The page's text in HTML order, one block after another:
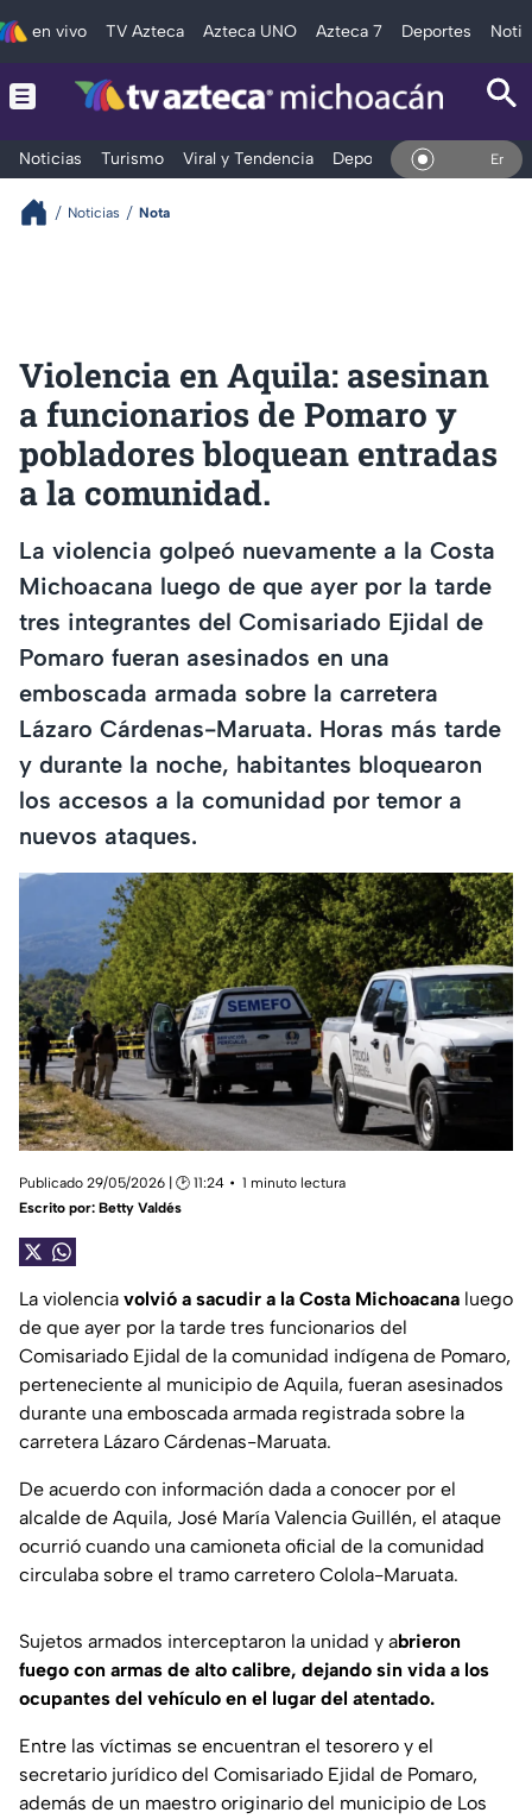
en vivo TV Azteca Azteca UNO Azteca 7 Deportes
Noticias Turismo Viral y Tendencia Deportes Espectáculos
En Vivo
Noticias Nota
Violencia en Aquila: asesinan
a funcionarios de Pomaro y
pobladores bloquean entradas
a la comunidad.
La violencia golpeó nuevamente a la Costa
Michoacana luego de que ayer por la tarde
tres integrantes del Comisariado Ejidal de
Pomaro fueran asesinados en una
emboscada armada sobre la carretera
Lázaro Cárdenas-Maruata. Horas más tarde
y durante la noche, habitantes bloquearon
los accesos a la comunidad por temor a
nuevos ataques.
Publicado 29/05/2026 | 🕑 11:24
1 minuto lectura
Escrito por: Betty Valdés
La violencia volvió a sacudir a la Costa Michoacana luego
de que ayer por la tarde tres funcionarios del
Comisariado Ejidal de la comunidad indígena de Pomaro,
perteneciente al municipio de Aquila, fueran asesinados
durante una emboscada armada registrada sobre la
carretera Lázaro Cárdenas-Maruata.
De acuerdo con información dada a conocer por el
alcalde de Aquila, José María Valencia Guillén, el ataque
ocurrió cuando una camioneta oficial de la comunidad
circulaba sobre el tramo carretero Colola-Maruata.
Sujetos armados interceptaron la unidad y abrieron
fuego con armas de alto calibre, dejando sin vida a los
ocupantes del vehículo en el lugar del atentado.
Entre las víctimas se encuentran el tesorero y el
secretario jurídico del Comisariado Ejidal de Pomaro,
además de un maestro originario del municipio de Los